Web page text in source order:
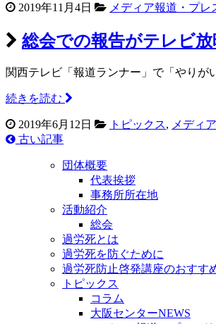
2019年11月4日 メディア報道・プレ
総会での報告がテレビ
関西テレビ「報道ランナー」で「やり
続きを読む
2019年6月12日 トピックス, メディ
古い記事
団体概要
代表挨拶
事務所所在地
活動紹介
総会
過労死とは
過労死を防ぐために
過労死防止啓発講座のおすす
トピックス
コラム
大阪センターNEWS